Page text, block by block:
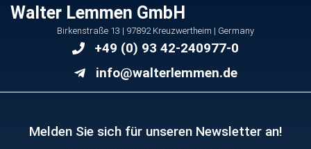
Walter Lemmen GmbH
Birkenstraße 13 | 97892 Kreuzwertheim | Germany
+49 (0) 93 42-240977-0
info@walterlemmen.de
Melden Sie sich für unseren Newsletter an!